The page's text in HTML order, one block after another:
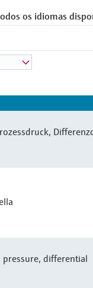
os idiomas
differential